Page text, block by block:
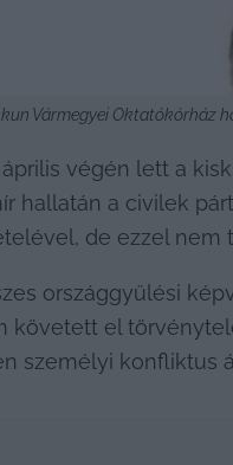
Vármegyei Oktatókórház
végén lett a
hallatán a civilek
de ezzel nem
országgyűlési
követett el
személyi konfliktus